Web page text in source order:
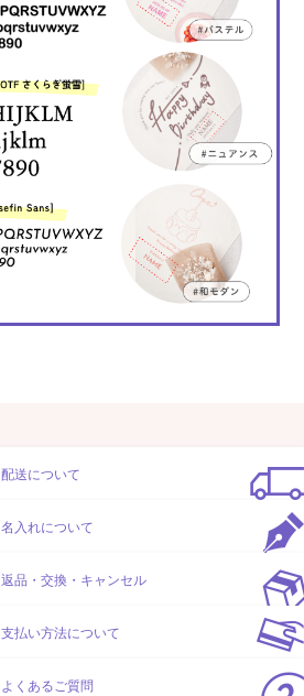
配送について
名入れについて
返品・交換・キャンセル
支払い方法について
よくあるご質問